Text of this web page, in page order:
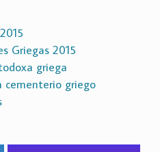
Griegas 2015
griega
griego